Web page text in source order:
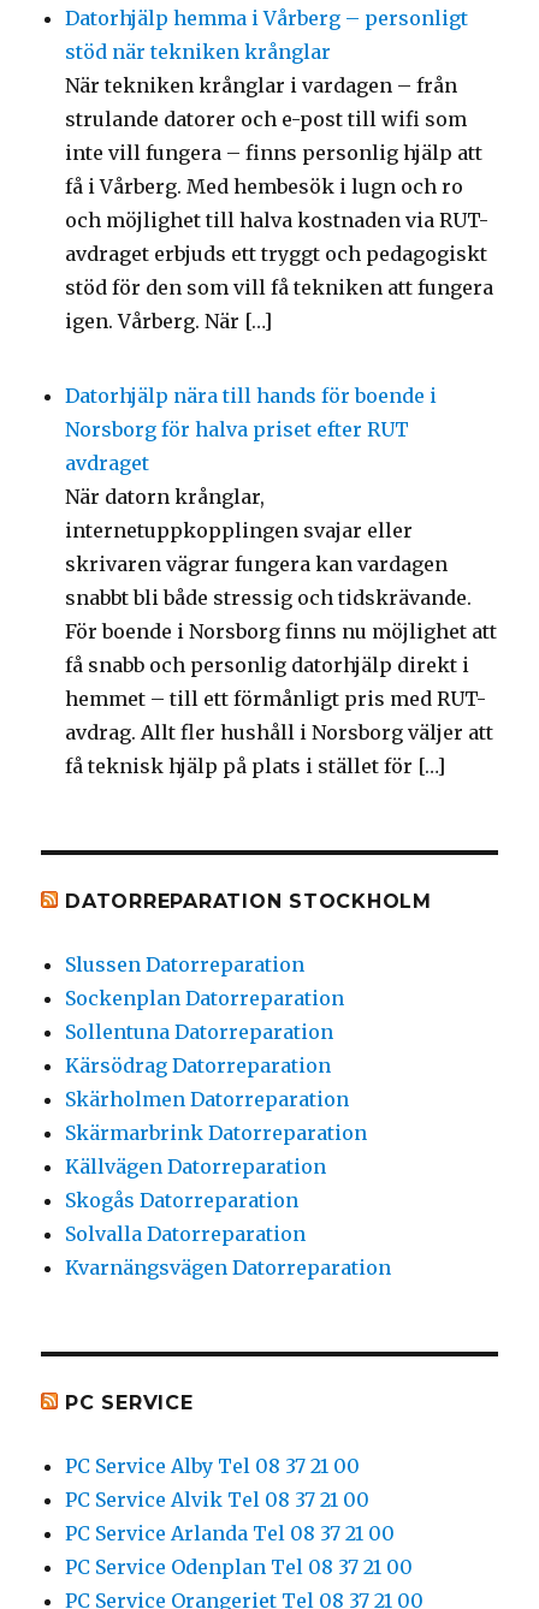
Datorhjälp hemma i Vårberg – personligt
stöd när tekniken krånglar
När tekniken krånglar i vardagen – från
strulande datorer och e-post till wifi som
inte vill fungera – finns personlig hjälp att
få i Vårberg. Med hembesök i lugn och ro
och möjlighet till halva kostnaden via RUT-
avdraget erbjuds ett tryggt och pedagogiskt
stöd för den som vill få tekniken att fungera
igen. Vårberg. När […]
Datorhjälp nära till hands för boende i
Norsborg för halva priset efter RUT
avdraget
När datorn krånglar,
internetuppkopplingen svajar eller
skrivaren vägrar fungera kan vardagen
snabbt bli både stressig och tidskrävande.
För boende i Norsborg finns nu möjlighet att
få snabb och personlig datorhjälp direkt i
hemmet – till ett förmånligt pris med RUT-
avdrag. Allt fler hushåll i Norsborg väljer att
få teknisk hjälp på plats i stället för […]
DATORREPARATION STOCKHOLM
Slussen Datorreparation
Sockenplan Datorreparation
Sollentuna Datorreparation
Kärsödrag Datorreparation
Skärholmen Datorreparation
Skärmarbrink Datorreparation
Källvägen Datorreparation
Skogås Datorreparation
Solvalla Datorreparation
Kvarnängsvägen Datorreparation
PC SERVICE
PC Service Alby Tel 08 37 21 00
PC Service Alvik Tel 08 37 21 00
PC Service Arlanda Tel 08 37 21 00
PC Service Odenplan Tel 08 37 21 00
PC Service Orangeriet Tel 08 37 21 00